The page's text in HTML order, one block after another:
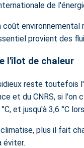
de
coût
provient des
l'îlot de chaleur
reste toutefois
et du CNRS, si l'on
et jusqu'à 3,6 °C
plus il fait
éviter.